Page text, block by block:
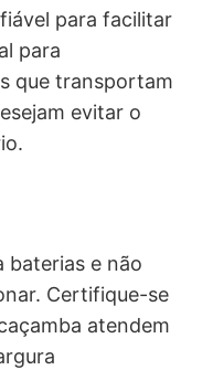
para facilitar
para
que transportam
evitar o
baterias e não
Certifique-se
atendem